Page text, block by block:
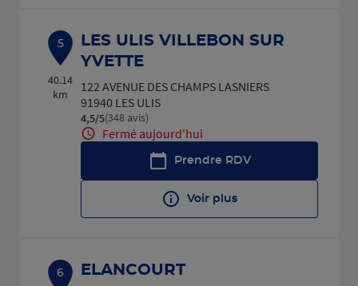
5
40.14
km
LES ULIS VILLEBON SUR
YVETTE
122 AVENUE DES CHAMPS LASNIERS
91940 LES ULIS
4,5/5Note de 4.5 sur 5
(348 avis)
Fermé aujourd'hui
Prendre RDV
Voir plus
6
ELANCOURT